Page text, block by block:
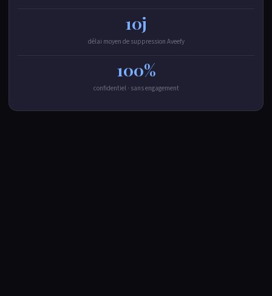
10j
délai moyen de suppression Aveefy
100%
confidentiel · sans engagement